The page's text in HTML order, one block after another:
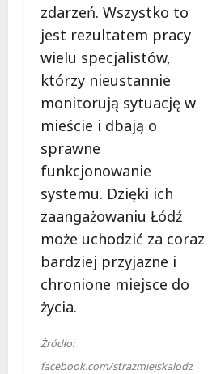
zdarzeń. Wszystko to
jest rezultatem pracy
wielu specjalistów,
którzy nieustannie
monitorują sytuację w
mieście i dbają o
sprawne
funkcjonowanie
systemu. Dzięki ich
zaangażowaniu Łódź
może uchodzić za coraz
bardziej przyjazne i
chronione miejsce do
życia.
Źródło:
facebook.com/strazmiejskalodz